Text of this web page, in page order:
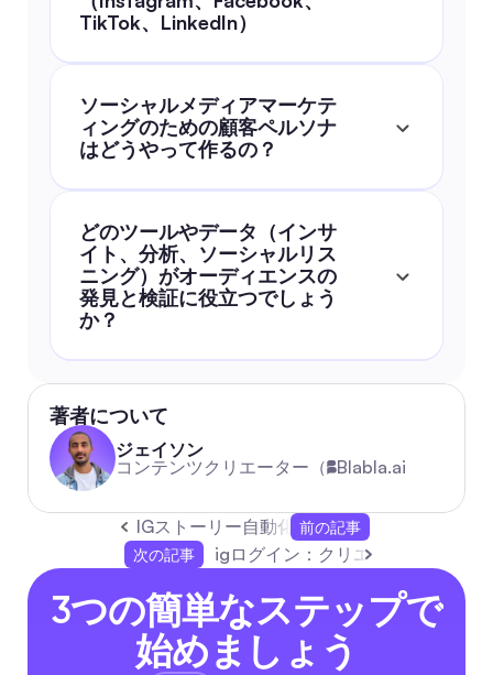
TikTok、LinkedIn）
ソーシャルメディアマーケテ
ィングのための顧客ペルソナ
はどうやって作るの？
どのツールやデータ（インサ
イト、分析、ソーシャルリス
ニング）がオーディエンスの
発見と検証に役立つでしょう
か？
著者について
ジェイソン
コンテンツクリエーター（ Blabla.ai
IGストーリー自動化プレイブック2026: エ
前の記事
次の記事
igログイン：クリエイターとビジ
3つの簡単なステップで
始めましょう